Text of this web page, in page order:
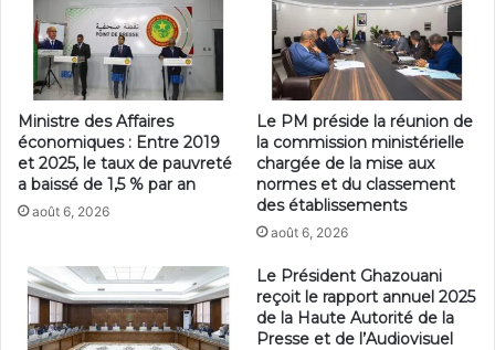
Ministre des Affaires
économiques : Entre 2019
et 2025, le taux de pauvreté
a baissé de 1,5 % par an
août 6, 2026
Le PM préside la réunion de
la commission ministérielle
chargée de la mise aux
normes et du classement
des établissements
août 6, 2026
Le Président Ghazouani
reçoit le rapport annuel 2025
de la Haute Autorité de la
Presse et de l’Audiovisuel